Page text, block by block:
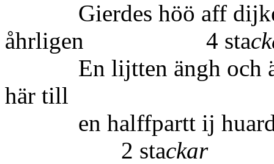
Gierdes höö aff
åhrligen 4 sta
En lijtten ängh och
här till
en halffpartt
2 stackar